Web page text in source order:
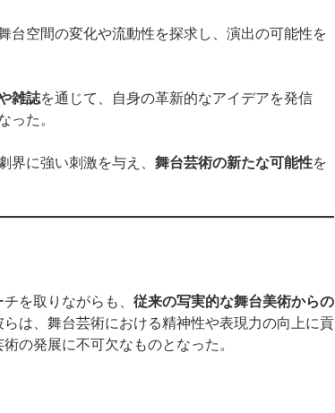
台空間の変化や流動性を探求し、演出の可能性を
雑誌を通じて、自身の革新的なアイデアを発信
った。
に強い刺激を与え、 舞台芸術の新たな可能性を
を取りながらも、 従来の写実的な舞台美術からの
は、舞台芸術における精神性や表現力の向上に貢
の発展に不可欠なものとなった。